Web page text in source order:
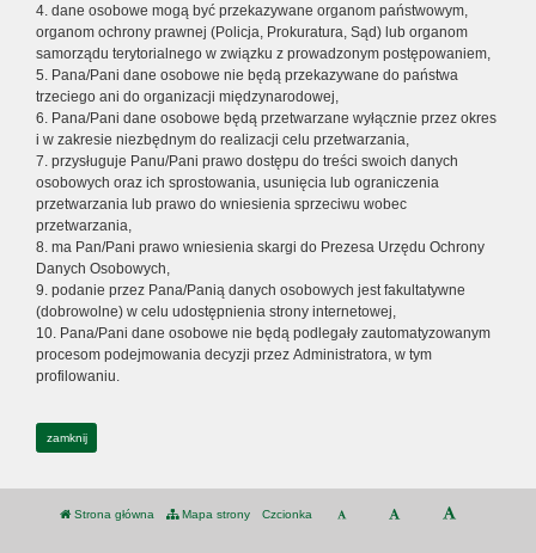
4. dane osobowe mogą być przekazywane organom państwowym,
organom ochrony prawnej (Policja, Prokuratura, Sąd) lub organom
samorządu terytorialnego w związku z prowadzonym postępowaniem,
5. Pana/Pani dane osobowe nie będą przekazywane do państwa
trzeciego ani do organizacji międzynarodowej,
6. Pana/Pani dane osobowe będą przetwarzane wyłącznie przez okres
i w zakresie niezbędnym do realizacji celu przetwarzania,
7. przysługuje Panu/Pani prawo dostępu do treści swoich danych
osobowych oraz ich sprostowania, usunięcia lub ograniczenia
przetwarzania lub prawo do wniesienia sprzeciwu wobec
przetwarzania,
8. ma Pan/Pani prawo wniesienia skargi do Prezesa Urzędu Ochrony
Danych Osobowych,
9. podanie przez Pana/Panią danych osobowych jest fakultatywne
(dobrowolne) w celu udostępnienia strony internetowej,
10. Pana/Pani dane osobowe nie będą podlegały zautomatyzowanym
procesom podejmowania decyzji przez Administratora, w tym
profilowaniu.
zamknij
Strona główna Mapa strony Czcionka